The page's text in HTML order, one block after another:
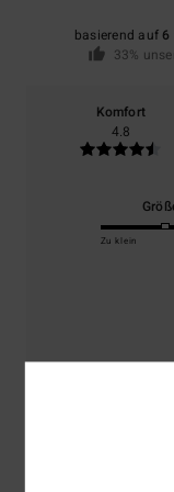
basierend auf 6
33%
Komfort
4.8
Zu klein